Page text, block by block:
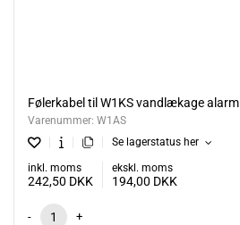
Følerkabel til W1KS vandlækage alarm
Varenummer: W1AS
Se lagerstatus her
inkl. moms
242,50 DKK
ekskl. moms
194,00 DKK
- +